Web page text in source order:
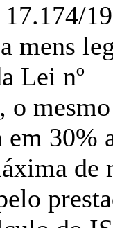
17.174/
mens
Lei nº
o mesmo
em 30%
de